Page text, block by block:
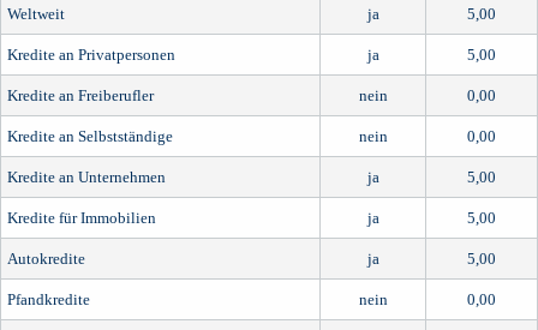
Weltweit ja 5,00
Kredite an Privatpersonen ja 5,00
Kredite an Freiberufler nein 0,00
Kredite an Selbstständige nein 0,00
Kredite an Unternehmen ja 5,00
Kredite für Immobilien ja 5,00
Autokredite ja 5,00
Pfandkredite nein 0,00